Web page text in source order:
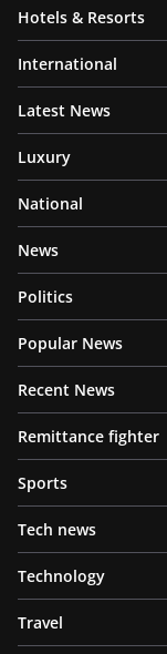
Hotels & Resorts
International
Latest News
Luxury
National
News
Politics
Popular News
Recent News
Remittance fighter
Sports
Tech news
Technology
Travel